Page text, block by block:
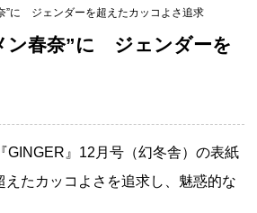
”に ジェンダーを超えたカッコよさ追求
ン春奈”に ジェンダーを
GINGER』12月号（幻冬舎）の表紙
たカッコよさを追求し、魅惑的な